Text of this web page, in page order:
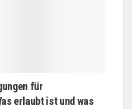
für
erlaubt ist und was